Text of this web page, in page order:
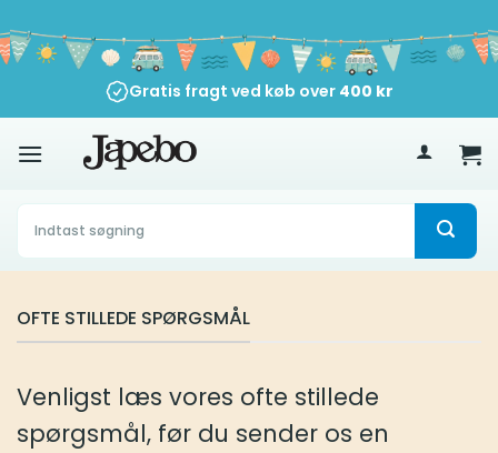
til
indhold
Gratis fragt ved køb over 400 kr
Søg
efter:
OFTE STILLEDE SPØRGSMÅL
Venligst læs vores ofte stillede
spørgsmål, før du sender os en